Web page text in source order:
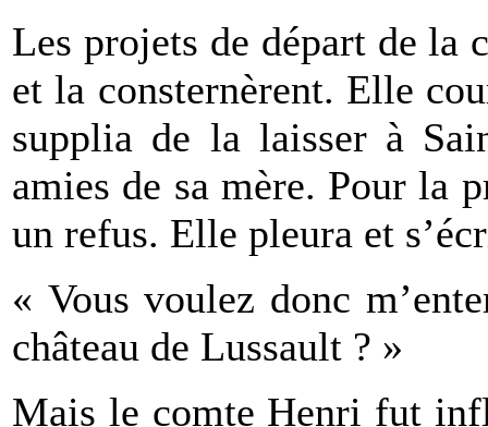
Les projets de départ de la
et la consternèrent. Elle
supplia de la laisser à
amies de sa mère. Pour la
un refus. Elle pleura et
« Vous voulez donc
château de Lussault ? »
Mais le comte Henri fut